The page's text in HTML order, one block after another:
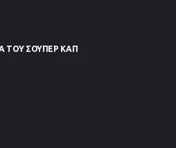
ΤΟΥ ΣΟΥΠΕΡ ΚΑΠ